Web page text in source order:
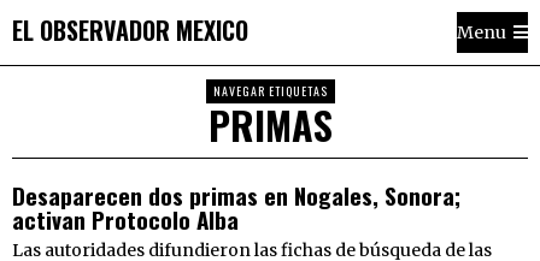
EL OBSERVADOR MEXICO Menu
NAVEGAR ETIQUETAS
PRIMAS
Desaparecen dos primas en Nogales, Sonora;
activan Protocolo Alba
Las autoridades difundieron las fichas de búsqueda de las